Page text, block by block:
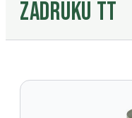
ZADRUKU TT